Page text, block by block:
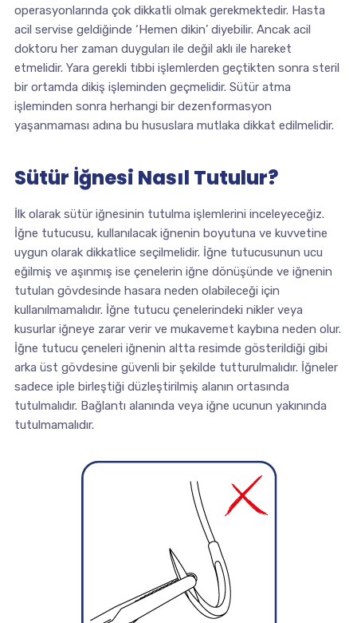
operasyonlarında çok dikkatli olmak gerekmektedir. Hasta
acil servise geldiğinde ‘Hemen dikin’ diyebilir. Ancak acil
doktoru her zaman duyguları ile değil aklı ile hareket
etmelidir. Yara gerekli tıbbi işlemlerden geçtikten sonra steril
bir ortamda dikiş işleminden geçmelidir. Sütür atma
işleminden sonra herhangi bir dezenformasyon
yaşanmaması adına bu hususlara mutlaka dikkat edilmelidir.
Sütür İğnesi Nasıl Tutulur?
İlk olarak sütür iğnesinin tutulma işlemlerini inceleyeceğiz.
İğne tutucusu, kullanılacak iğnenin boyutuna ve kuvvetine
uygun olarak dikkatlice seçilmelidir. İğne tutucusunun ucu
eğilmiş ve aşınmış ise çenelerin iğne dönüşünde ve iğnenin
tutulan gövdesinde hasara neden olabileceği için
kullanılmamalıdır. İğne tutucu çenelerindeki nikler veya
kusurlar iğneye zarar verir ve mukavemet kaybına neden olur.
İğne tutucu çeneleri iğnenin altta resimde gösterildiği gibi
arka üst gövdesine güvenli bir şekilde tutturulmalıdır. İğneler
sadece iple birleştiği düzleştirilmiş alanın ortasında
tutulmalıdır. Bağlantı alanında veya iğne ucunun yakınında
tutulmamalıdır.